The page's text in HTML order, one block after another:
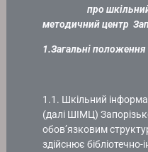
про шкільний
методичний центр
1.Загальні положення
1.1. Шкільний
(далі ШІМЦ)
обов’язковим
здійснює